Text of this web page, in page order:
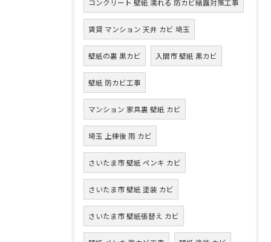
コンクリート 壁紙 濡れる 防カビ結露対策工事
賃貸 マンション 天井 カビ 埼玉
壁紙の裏 黒カビ 入間市 壁紙 黒カビ
壁紙 防カビ工事
マンション 家具裏 壁紙 カビ
埼玉 上棟後 雨 カビ
さいたま市 壁紙 ペンキ カビ
さいたま市 壁紙 塗装 カビ
さいたま市 壁紙張替え カビ